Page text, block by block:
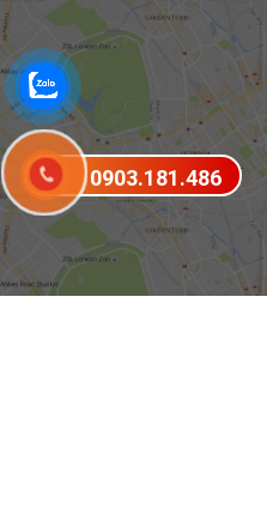
0903.181.486